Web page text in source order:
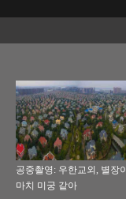
공중촬영: 우한교외, 별장이
마치 미궁 같아